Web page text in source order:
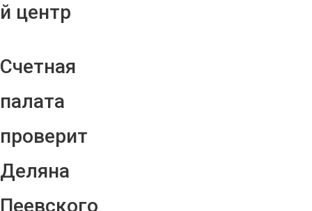
й центр
Счетная
палата
проверит
Деляна
Пеевского